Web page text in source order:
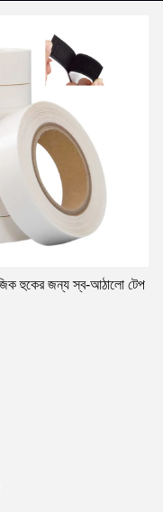
হুকের জন্য স্ব-আঠালো টেপ